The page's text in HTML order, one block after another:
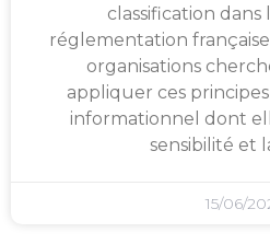
classification dans
réglementation
organisations
appliquer ces
informationnel dont
sensibilité et
15/06/